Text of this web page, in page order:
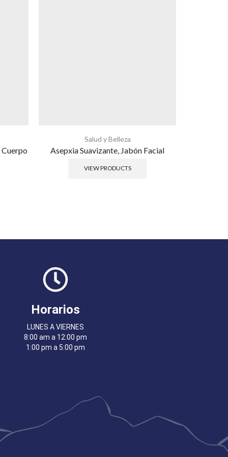
Salud y Belleza
Asepxia Suavizante, Jabón Facial
VIEW PRODUCTS
Horarios
LUNES A VIERNES
8:00 am a 12:00 pm
1:00 pm a 5:00 pm